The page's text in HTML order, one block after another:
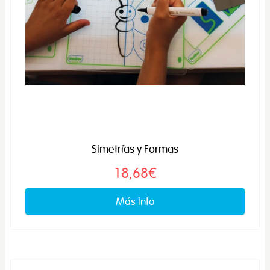
Simetrías y Formas
18,68€
Más info